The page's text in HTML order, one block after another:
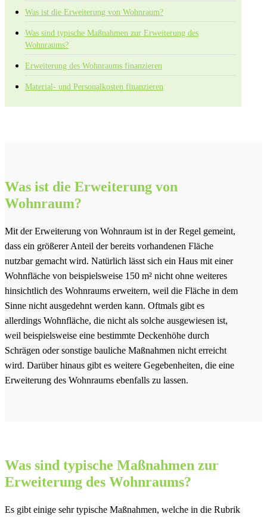
Was ist die Erweiterung von Wohnraum?
Was sind typische Maßnahmen zur Erweiterung des
Wohnraums?
Erweiterung des Wohnraums finanzieren
Material- und Personalkosten finanzieren
Was ist die Erweiterung von
Wohnraum?
Mit der Erweiterung von Wohnraum ist in der Regel gemeint,
dass ein größerer Anteil der bereits vorhandenen Fläche
nutzbar gemacht wird. Natürlich lässt sich ein Haus mit einer
Wohnfläche von beispielsweise 150 m² nicht ohne weiteres
hinsichtlich des Wohnraums erweitern, weil die Fläche in dem
Sinne nicht ausgedehnt werden kann. Oftmals gibt es
allerdings Wohnfläche, die nicht als solche ausgewiesen ist,
weil beispielsweise eine bestimmte Deckenhöhe durch
Schrägen oder sonstige bauliche Maßnahmen nicht erreicht
wird. Darüber hinaus gibt es weitere Gegebenheiten, die eine
Erweiterung des Wohnraums ebenfalls zu lassen.
Was sind typische Maßnahmen zur
Erweiterung des Wohnraums?
Es gibt einige sehr typische Maßnahmen, welche in die Rubrik